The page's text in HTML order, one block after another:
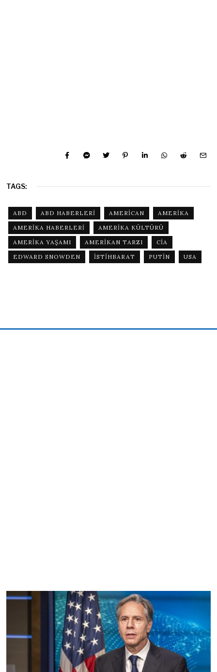
TAGS:
ABD ABD HABERLERI AMERICAN
AMERIKA
AMERIKA HABERLERI
AMERIKA KÜLTÜRÜ
AMERIKA YAŞAMI
AMERIKAN TARZI
CIA
EDWARD SNOWDEN
ISTIHBARAT PUTIN USA